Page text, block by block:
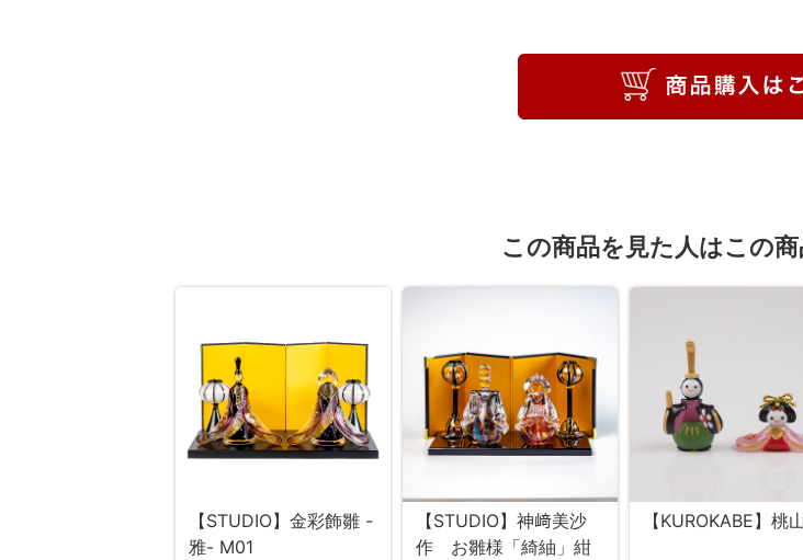
この商品を見た人はこの
【STUDIO】金彩飾雛 -
雅- M01
【STUDIO】神﨑美沙
作 お雛様「綺紬」紺
【KUROKABE】桃